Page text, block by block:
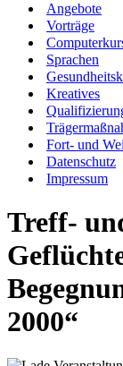
Angebote
Vorträge
Sprachen
Kreatives
Fort- und
Datenschutz
Impressum
Treff-
2000“